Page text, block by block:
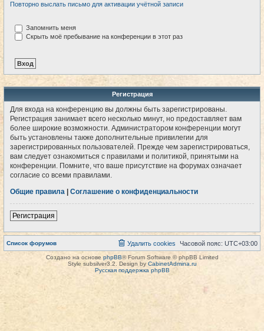
Повторно выслать письмо для активации учётной записи
Запомнить меня
Скрыть моё пребывание на конференции в этот раз
Регистрация
Для входа на конференцию вы должны быть зарегистрированы.
Регистрация занимает всего несколько минут, но предоставляет вам
более широкие возможности. Администратором конференции могут
быть установлены также дополнительные привилегии для
зарегистрированных пользователей. Прежде чем зарегистрироваться,
вам следует ознакомиться с правилами и политикой, принятыми на
конференции. Помните, что ваше присутствие на форумах означает
согласие со всеми правилами.
Общие правила
Соглашение о конфиденциальности
Регистрация
Список форумов Часовой пояс: UTC+03:00
Удалить cookies
Создано на основе phpBB® Forum Software © phpBB Limited
Style subsilver3.2. Design by CabinetAdmina.ru
Русская поддержка phpBB